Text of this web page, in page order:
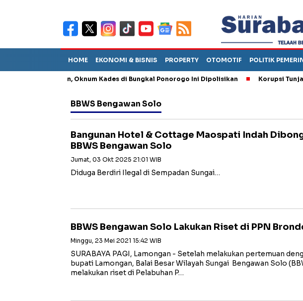
HOME EKONOMI & BISNIS PROPERTY OTOMOTIF POLITIK
Penganiayaan, Oknum Kades di Bungkal Ponorogo Ini Dipolisikan Korupsi
BBWS Bengawan Solo
Bangunan Hotel & Cottage Maospati Indah
BBWS Bengawan Solo
Jumat, 03 Okt 2025 21:01 WIB
Diduga Berdiri Ilegal di Sempadan Sungai…
BBWS Bengawan Solo Lakukan Riset di PPN
Minggu, 23 Mei 2021 15:42 WIB
SURABAYA PAGI, Lamongan - Setelah melakukan pertemuan
bupati Lamongan, Balai Besar Wilayah Sungai Bengawan Solo
melakukan riset di Pelabuhan P…